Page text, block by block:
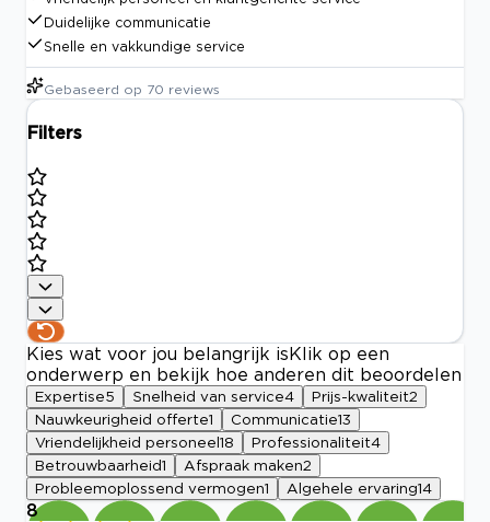
Duidelijke communicatie
Snelle en vakkundige service
Gebaseerd op 70 reviews
Filters
Kies wat voor jou belangrijk is Klik op een
onderwerp en bekijk hoe anderen dit beoordelen
Expertise5 Snelheid van service4 Prijs-kwaliteit2
Nauwkeurigheid offerte1 Communicatie13
Vriendelijkheid personeel 18 Professionaliteit4
Betrouwbaarheid1 Afspraak maken2
Probleemoplossend vermogen1 Algehele ervaring14
8